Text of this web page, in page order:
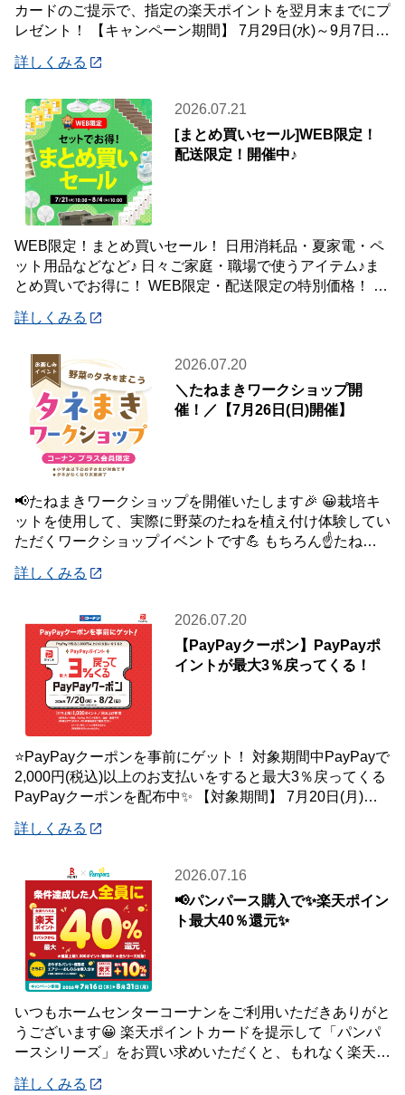
カードのご提示で、指定の楽天ポイントを翌月末までにプ
レゼント！ 【キャンペーン期間】 7月29日(水)～9月7日
詳しくみる
2026.07.21
[まとめ買いセール]WEB限定！
配送限定！開催中♪
WEB限定！まとめ買いセール！ 日用消耗品・夏家電・ペ
ット用品などなど♪ 日々ご家庭・職場で使うアイテム♪ま
とめ買いでお得に！ WEB限定・配送限定の特別価格！ た
詳しくみる
2026.07.20
＼たねまきワークショップ開
催！／【7月26日(日)開催】
📢たねまきワークショップを開催いたします🎉 😀栽培キ
ットを使用して、実際に野菜のたねを植え付け体験してい
ただくワークショップイベントです💪 もちろん☝️たねを
詳しくみる
2026.07.20
【PayPayクーポン】PayPayポ
イントが最大3％戻ってくる！
⭐PayPayクーポンを事前にゲット！ 対象期間中PayPayで
2,000円(税込)以上のお支払いをすると最大3％戻ってくる
PayPayクーポンを配布中✨ 【対象期間】 7月20日(月)～8
詳しくみる
2026.07.16
📢パンパース購入で✨楽天ポイン
ト最大40％還元✨
いつもホームセンターコーナンをご利用いただきありがと
うございます😀 楽天ポイントカードを提示して「パンパ
ースシリーズ」をお買い求めいただくと、もれなく楽天ポ
詳しくみる